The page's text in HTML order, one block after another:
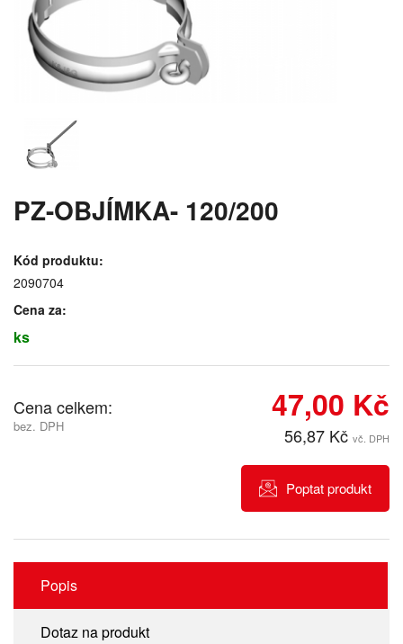
PZ-OBJÍMKA- 120/200
Kód produktu:
2090704
Cena za:
ks
Cena celkem:
bez. DPH
47,00 Kč
56,87 Kč vč. DPH
Poptat produkt
Popis
Dotaz na produkt